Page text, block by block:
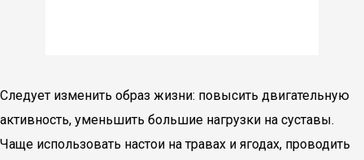
Следует изменить образ жизни: повысить двигательную
активность, уменьшить большие нагрузки на суставы.
Чаще использовать настои на травах и ягодах, проводить